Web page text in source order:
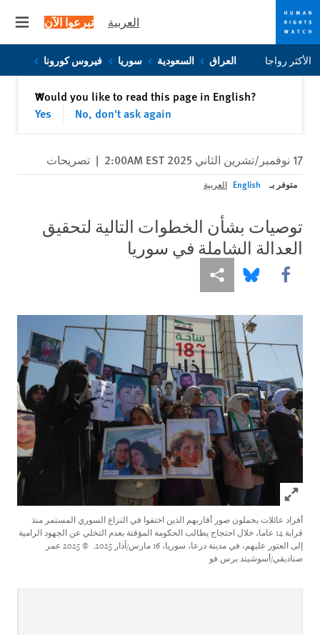
Skip
to
Skip
to
العربية تبرعوا الآن
الأكثر رواجا العراق السعودية سوريا فيروس كورونا
Would you like to read this page in English?
Yes
No, don't ask again
✕إغلاق
17 نوفمبر/تشرين الثاني 2025 2:00AM EST | تصريحات
متوفر بـ English العربية
توصيات بشأن الخطوات التالية لتحقيق
العدالة الشاملة في سوريا
Share this via Facebook
Share this via Bluesky
Share this via مشاركة
Click to expand Image
أفراد عائلات يحملون صور أقاربهم الذين اختفوا في النزاع السوري المستمر منذ
قرابة 14 عاما، خلال احتجاج يطالب الحكومة المؤقتة بعدم التخلي عن الجهود الرامية
إلى العثور عليهم، في مدينة درعا، سوريا، 16 مارس/آذار 2025.
© 2025 عمر
صناديقي/أسوشيتد برس فو